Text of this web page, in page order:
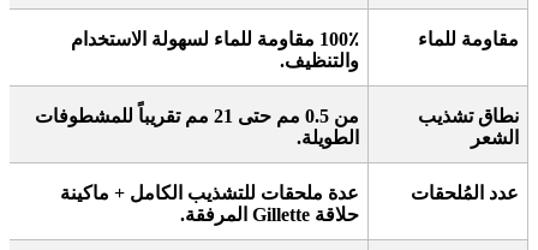
مقاومة للماء 100٪ مقاومة للماء لسهولة الاستخدام
والتنظيف.
نطاق تشذيب
الشعر
من 0.5 مم حتى 21 مم تقريباً للمشطوفات
الطويلة.
عدد المُلحقات
عدة ملحقات للتشذيب الكامل + ماكينة
حلاقة Gillette المرفقة.